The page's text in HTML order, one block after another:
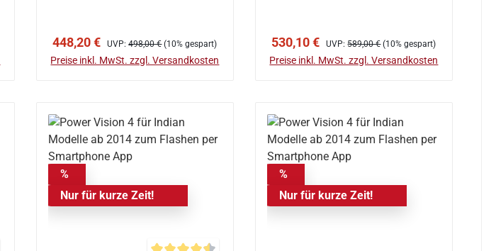
Verkaufspreis:
448,20 € Regulärer Preis:
UVP:498,00 € (10% gespart)
Preise inkl. MwSt. zzgl. Versandkosten
Verkaufspreis:
530,10 € Regulärer Preis:
UVP:589,00 € (10% gespart)
Preise inkl. MwSt. zzgl. Versandkosten
%
Nur für kurze Zeit!
%
Nur für kurze Zeit!